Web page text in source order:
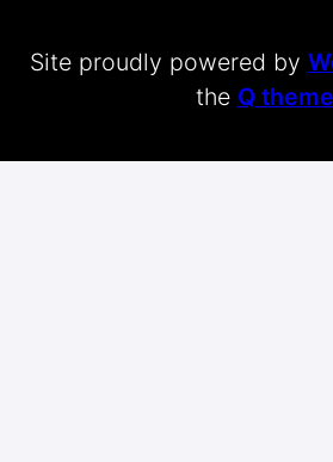
Site proudly powered by
the Q theme